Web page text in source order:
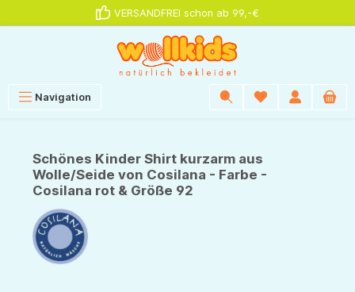
VERSANDFREI schon ab 99,-€
Navigation
Schönes Kinder Shirt kurzarm aus
Wolle/Seide von Cosilana - Farbe -
Cosilana rot & Größe 92